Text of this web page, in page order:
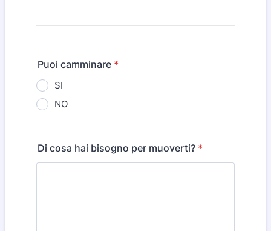
Puoi camminare *
SI
NO
Di cosa hai bisogno per muoverti? *